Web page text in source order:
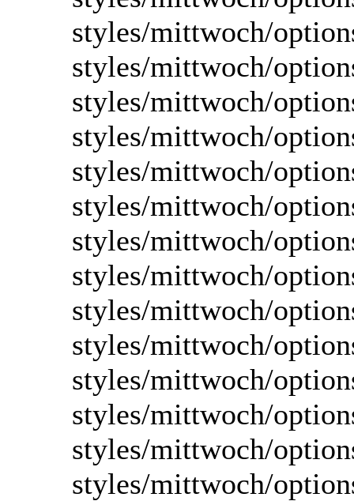
styles/mittwoch/
styles/mittwoch/
styles/mittwoch/
styles/mittwoch/
styles/mittwoch/
styles/mittwoch/
styles/mittwoch/
styles/mittwoch/
styles/mittwoch/
styles/mittwoch/
styles/mittwoch/
styles/mittwoch/
styles/mittwoch/
styles/mittwoch/